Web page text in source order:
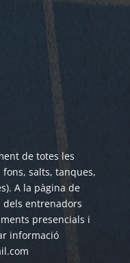
de totes les
salts, tanques,
A la pàgina de
entrenadors
presencials i
informació